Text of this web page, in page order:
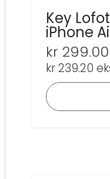
Key
iPhone
kr 299.00
kr239.20